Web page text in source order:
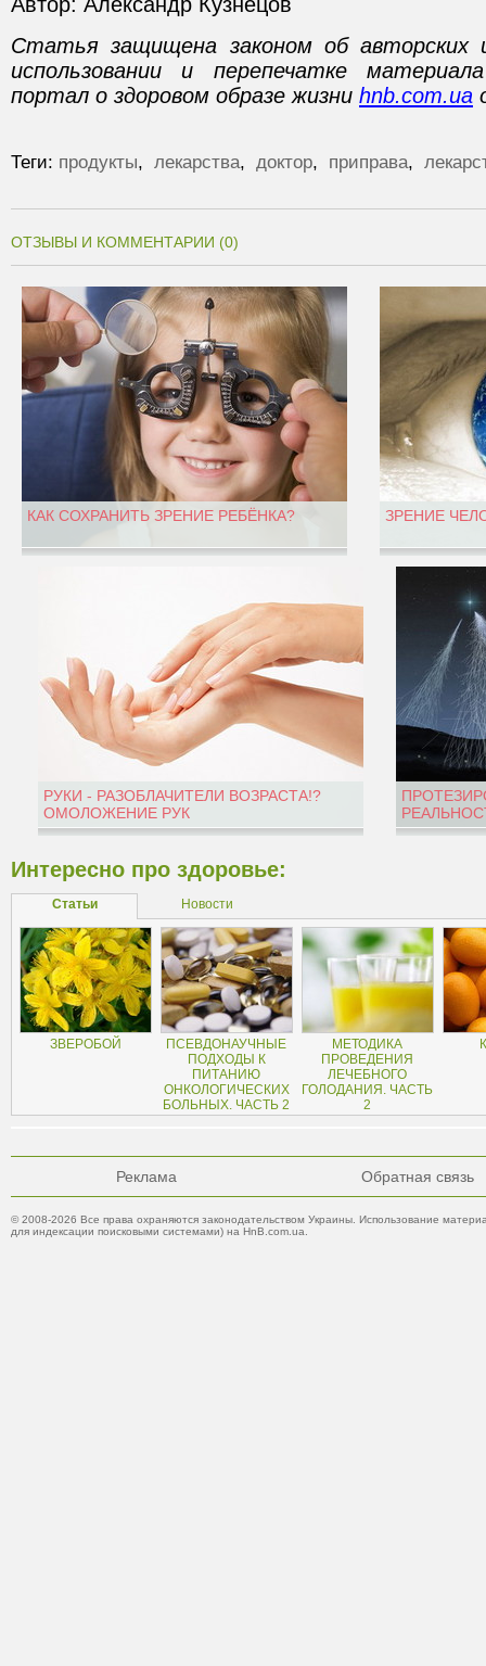
Статья защищена законом об авторских
использовании и перепечатке
портал о здоровом образе жизни hnb.com.ua
Теги: продукты, лекарства, доктор, приправа,
ОТЗЫВЫ И КОММЕНТАРИИ (0)
КАК СОХРАНИТЬ ЗРЕНИЕ РЕБЁНКА? ЗРЕНИЕ
РУКИ - РАЗОБЛАЧИТЕЛИ ВОЗРАСТА!?
ОМОЛОЖЕНИЕ РУК
Интересно про здоровье:
Статьи Новости
ЗВЕРОБОЙ
ПСЕВДОНАУЧНЫЕ
ПОДХОДЫ К
ПИТАНИЮ
ОНКОЛОГИЧЕСКИХ
БОЛЬНЫХ. ЧАСТЬ 2
МЕТОДИКА
ПРОВЕДЕНИЯ
ЛЕЧЕБНОГО
ГОЛОДАНИЯ. ЧАСТЬ
2
Реклама Обратная связь
© 2008-2026 Все права охраняются законодательством Украины. Использование
для индексации поисковыми системами) на HnB.com.ua.